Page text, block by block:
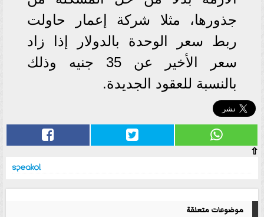
جذورها، مثلا شركة إعمار حاولت
ربط سعر الوحدة بالدولار إذا زاد
سعر الأخير عن 35 جنيه وذلك
بالنسبة للعقود الجديدة.
⇧
موضوعات متعلقة